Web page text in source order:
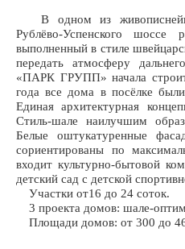
В одном из
Рублёво-Успенского шоссе
выполненный в стиле
передать атмосферу
«ПАРК ГРУПП» начала
года все дома в посёлке
Единая архитектурная
Стиль-шале наилучшим
Белые оштукатуренные
сориентированы по
входит культурно-бытовой
детский сад с детской
Участки от16 до 24 соток.
3 проекта домов: шале-
Площади домов: от 300 до